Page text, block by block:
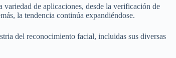
de aplicaciones, desde la verificación de
la tendencia continúa expandiéndose.
del reconocimiento facial, incluidas sus diversas